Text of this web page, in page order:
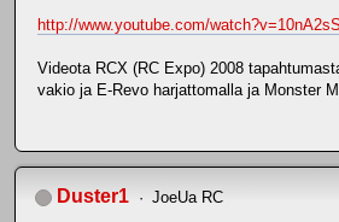
http://www.youtube.com/
Videota RCX (RC Expo) 2008
vakio ja E-Revo harjattomalla ja Monster
Duster1 JoeUa RC